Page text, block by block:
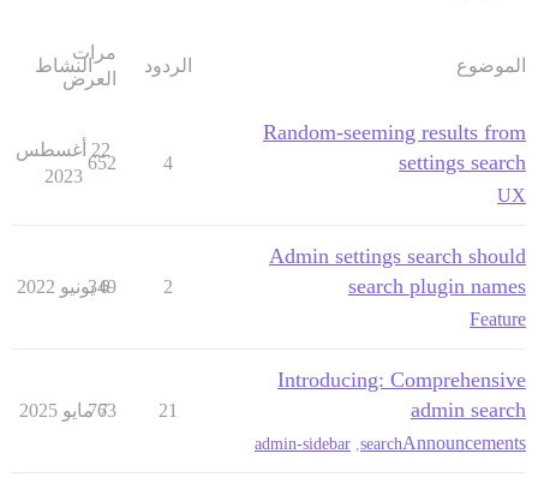
الموضوع الردود
مرات
العرض
النشاط
Random-seeming results from
settings search
UX
4
652
22 أغسطس
2023
Admin settings search should
search plugin names
Feature
2
349
6 يونيو 2022
Introducing: Comprehensive
admin search
Announcements
search
admin-sidebar
21
763
7 مايو 2025